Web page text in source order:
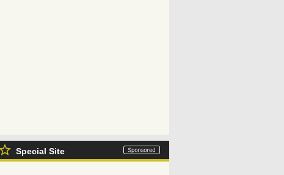
Special Site